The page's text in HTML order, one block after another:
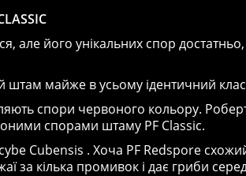
але його унікальних спор
штам майже в усьому ідентичний
спори червоного кольору.
спорами штаму PF Classic.
Cubensis . Хоча PF Redspore
за кілька промивок і дає гриби